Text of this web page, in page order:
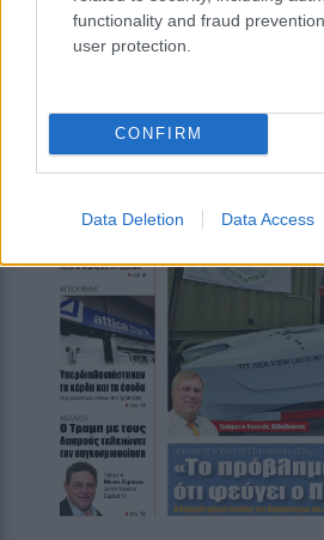
functionality and fraud
user protection.
CONFIRM
Data Deletion Data Access